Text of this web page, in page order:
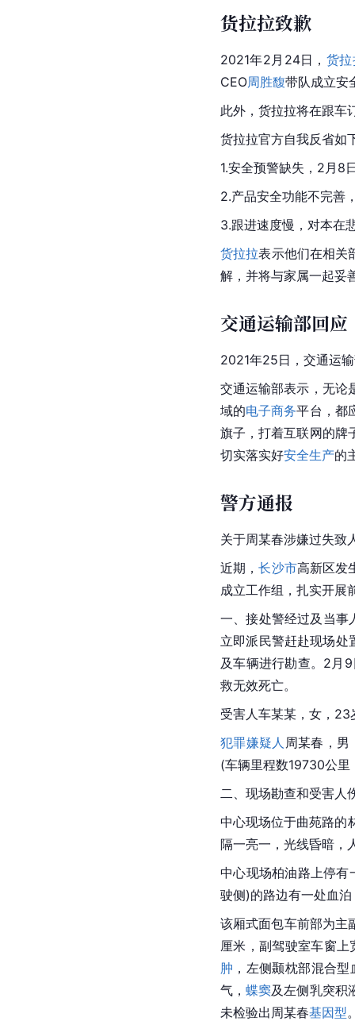
货拉拉致歉
2021年2月24日， 货
CEO周胜馥带队成立安
此外，货拉拉将在跟车
货拉拉官方自我反省如
1.安全预警缺失，2月8
2.产品安全功能不完善
3.跟进速度慢，对本在
货拉拉表示他们在相关
解，并将与家属一起妥
交通运输部回应
2021年25日， 交通运输
交通运输部表示，无论
域的电子商务平台，都
旗子，打着互联网的牌
切实落实好安全生产的
警方通报
关于周某春涉嫌过失致
近期，长沙市高新区发
成立工作组，扎实开展
一、接处警经过及当
立即派民警赶赴现场处
及车辆进行勘查。2月
救无效死亡。
受害人车某某，女，
犯罪嫌疑人 周某春，男
(车辆里程数19730公里
二、现场勘查和受害人
中心现场位于曲苑路的
隔一亮一，光线昏暗，
中心现场柏油路上停有
驶侧)的路边有一处血
该厢式面包车前部为主
厘米，副驾驶室车窗
肿 ，左侧颞枕部混合
气，蝶窦及左侧乳突积
未检验出周某春基因型